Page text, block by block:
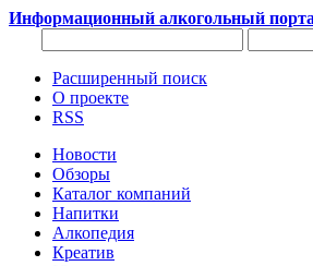
Информационный алкогольный
Расширенный поиск
О проекте
RSS
Новости
Обзоры
Каталог компаний
Напитки
Алкопедия
Креатив